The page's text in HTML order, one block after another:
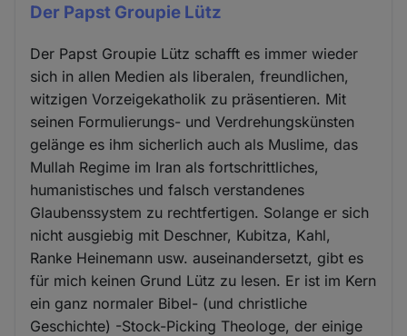
Der Papst Groupie Lütz
Der Papst Groupie Lütz schafft es immer wieder
sich in allen Medien als liberalen, freundlichen,
witzigen Vorzeigekatholik zu präsentieren. Mit
seinen Formulierungs- und Verdrehungskünsten
gelänge es ihm sicherlich auch als Muslime, das
Mullah Regime im Iran als fortschrittliches,
humanistisches und falsch verstandenes
Glaubenssystem zu rechtfertigen. Solange er sich
nicht ausgiebig mit Deschner, Kubitza, Kahl,
Ranke Heinemann usw. auseinandersetzt, gibt es
für mich keinen Grund Lütz zu lesen. Er ist im Kern
ein ganz normaler Bibel- (und christliche
Geschichte) -Stock-Picking Theologe, der einige